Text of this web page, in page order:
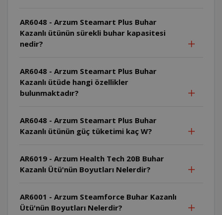
AR6048 - Arzum Steamart Plus Buhar
Kazanlı ütünün sürekli buhar kapasitesi
nedir?
AR6048 - Arzum Steamart Plus Buhar
Kazanlı ütüde hangi özellikler
bulunmaktadır?
AR6048 - Arzum Steamart Plus Buhar
Kazanlı ütünün güç tüketimi kaç W?
AR6019 - Arzum Health Tech 20B Buhar
Kazanlı Ütü'nün Boyutları Nelerdir?
AR6001 - Arzum Steamforce Buhar Kazanlı
Ütü'nün Boyutları Nelerdir?